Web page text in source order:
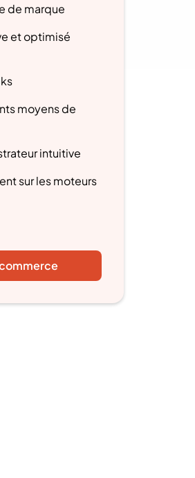
de marque
et optimisé
moyens de
intuitive
sur les moteurs